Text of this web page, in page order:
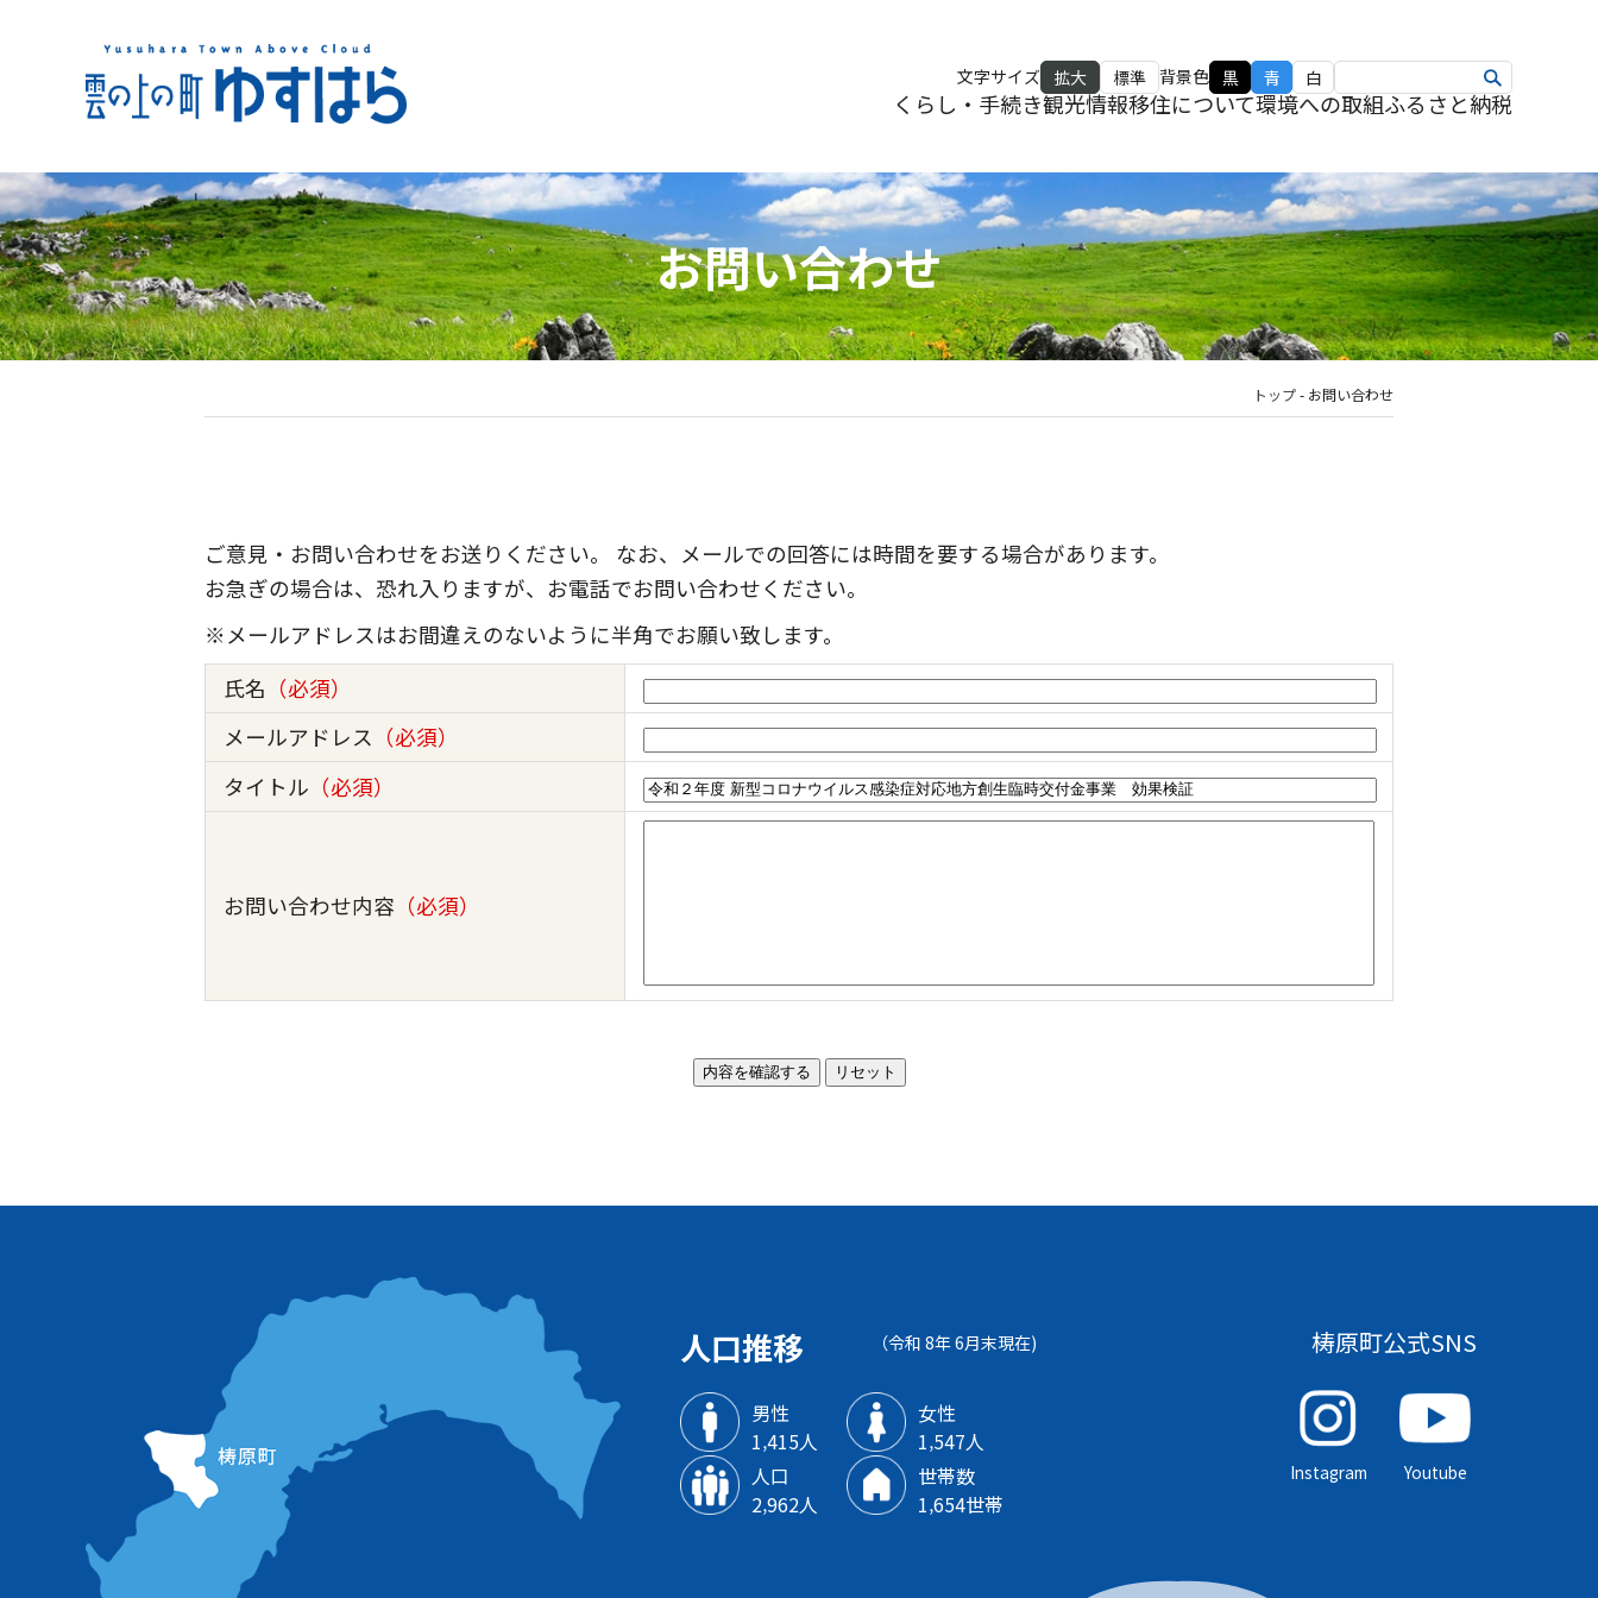
文字サイズ 拡大 標準 背景色 黒 青 白
くらし・手続き観光情報移住について環境への取組ふるさと納税
お問い合わせ
トップ- お問い合わせ
ご意見・お問い合わせをお送りください。 なお、メールでの回答には時間を要する場合があります。
お急ぎの場合は、恐れ入りますが、お電話でお問い合わせください。
※メールアドレスはお間違えのないように半角でお願い致します。
氏名 （必須）
メールアドレス （必須）
タイトル （必須）
お問い合わせ内容 （必須）
人口推移 （令和 8年 6月末現在)
男性
1‚415人
女性
1‚547人
人口
2‚962人
世帯数
1‚654世帯
梼原町公式SNS
Instagram Youtube